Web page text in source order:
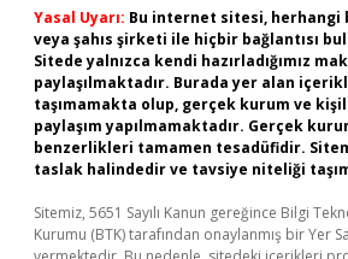
Yasal Uyarı: Bu internet sitesi, herhangi
veya şahıs şirketi ile hiçbir bağlantısı
Sitede yalnızca kendi hazırladığımız
paylaşılmaktadır. Burada yer alan
taşımamakta olup, gerçek kurum ve
paylaşım yapılmamaktadır. Gerçek
benzerlikleri tamamen tesadüfidir.
taslak halindedir ve tavsiye niteliği
Sitemiz, 5651 Sayılı Kanun gereğince Bilgi
Kurumu (BTK) tarafından onaylanmış bir Yer